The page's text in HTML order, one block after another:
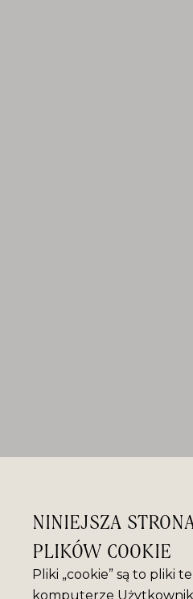
NINIEJSZA
PLIKÓW COOKIE
Pliki „cookie” są to pliki
komputerze